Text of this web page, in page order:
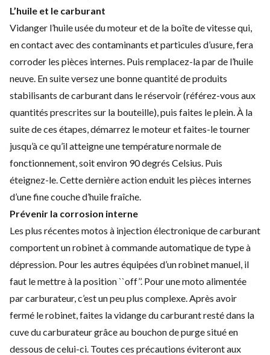
L’huile et le carburant
Vidanger l’huile usée du moteur et de la boîte de vitesse qui,
en contact avec des contaminants et particules d’usure, fera
corroder les pièces internes. Puis remplacez-la par de l’huile
neuve. En suite versez une bonne quantité de produits
stabilisants de carburant dans le réservoir (référez-vous aux
quantités prescrites sur la bouteille), puis faites le plein. À la
suite de ces étapes, démarrez le moteur et faites-le tourner
jusqu’à ce qu’il atteigne une température normale de
fonctionnement, soit environ 90 degrés Celsius. Puis
éteignez-le. Cette dernière action enduit les pièces internes
d’une fine couche d’huile fraîche.
Prévenir la corrosion interne
Les plus récentes motos à injection électronique de carburant
comportent un robinet à commande automatique de type à
dépression. Pour les autres équipées d’un robinet manuel, il
faut le mettre à la position ``off’’. Pour une moto alimentée
par carburateur, c’est un peu plus complexe. Après avoir
fermé le robinet, faites la vidange du carburant resté dans la
cuve du carburateur grâce au bouchon de purge situé en
dessous de celui-ci. Toutes ces précautions éviteront aux